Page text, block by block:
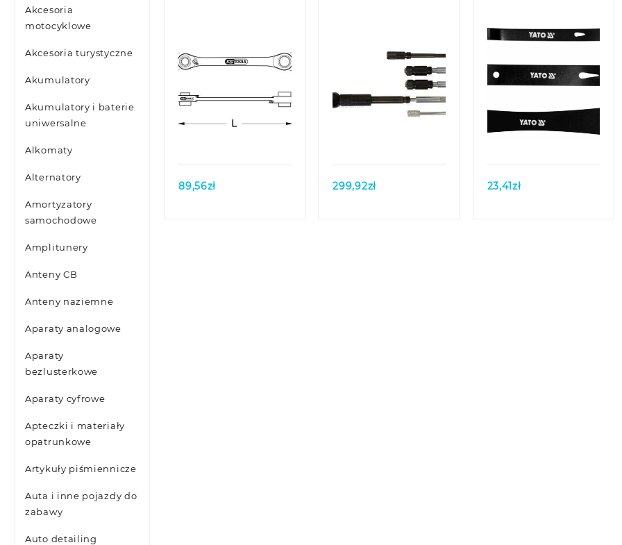
Akcesoria
motocyklowe
Akcesoria turystyczne
Akumulatory
Akumulatory i baterie
uniwersalne
Alkomaty
Alternatory
Amortyzatory
samochodowe
Amplitunery
Anteny CB
Anteny naziemne
Aparaty analogowe
Aparaty
bezlusterkowe
Aparaty cyfrowe
Apteczki i materiały
opatrunkowe
Artykuły piśmiennicze
Auta i inne pojazdy do
zabawy
Auto detailing
Quick view
89,56zł 299,92zł
Quick view
23,41zł